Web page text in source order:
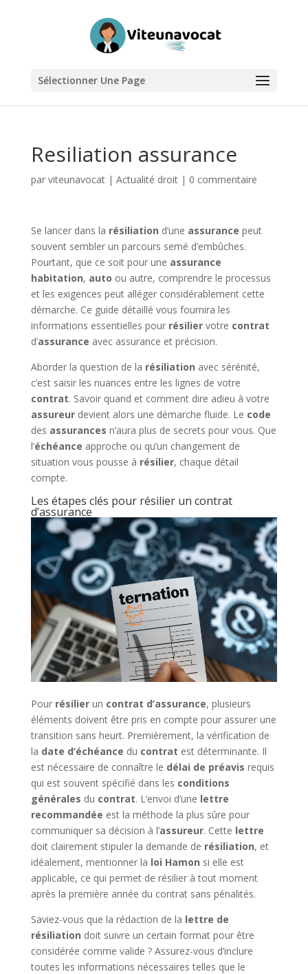
Sélectionner Une Page
Resiliation assurance
par viteunavocat| Actualité droit| 0 commentaire
Se lancer dans la résiliation d’une assurance peut
souvent sembler un parcours semé d’embûches.
Pourtant, que ce soit pour une assurance
habitation, auto ou autre, comprendre le processus
et les exigences peut alléger considérablement cette
démarche. Ce guide détaillé vous fournira les
informations essentielles pour résiliervotre contrat
d’assurance avec assurance et précision.
Aborder la question de la résiliation avec sérénité,
c’est saisir les nuances entre les lignes de votre
contrat. Savoir quand et comment dire adieu à votre
assureurdevient alors une démarche fluide. Le code
des assurances n’aura plus de secrets pour vous. Que
l’échéance approche ou qu’un changement de
situation vous pousse à résilier, chaque détail
compte.
Les étapes clés pour résilier un contrat
d’assurance
Pour résilierun contrat d’assurance, plusieurs
éléments doivent être pris en compte pour assurer une
transition sans heurt. Premièrement, la vérification de
la date d’échéance du contrat est déterminante. Il
est nécessaire de connaître le délai de préavis requis
qui est souvent spécifié dans les conditions
générales du contrat. L’envoi d’une lettre
recommandée est la méthode la plus sûre pour
communiquer sa décision à l’assureur. Cette lettre
doit clairement stipuler la demande de résiliation, et
idéalement, mentionner la loi Hamon si elle est
applicable, ce qui permet de résilier à tout moment
après la première année du contrat sans pénalités.
Saviez-vous que la rédaction de la lettre de
résiliation doit suivre un certain format pour être
considérée comme valide ? Assurez-vous d’inclure
toutes les informations nécessaires telles que le